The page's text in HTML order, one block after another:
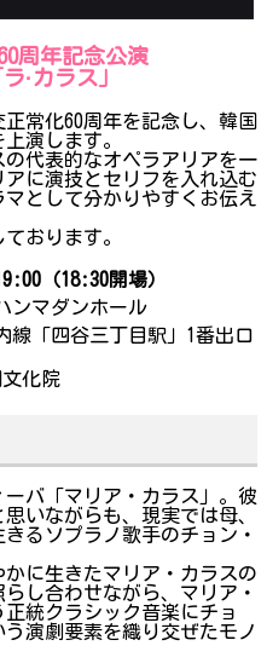
周年記念公演
·カラス」
常化60周年を記念し、韓国
演します。
代表的なオペラアリアを一
に演技とセリフを入れ込む
として分かりやすくお伝え
おります。
（18:30開場）
ンマダンホール
線「四谷三丁目駅」1番出口
化院
バ「マリア・カラス」。彼
いながらも、現実では母、
るソプラノ歌手のチョン・
に生きたマリア・カラスの
し合わせながら、マリア・
統クラシック音楽にチョ
演劇要素を織り交ぜたモノ